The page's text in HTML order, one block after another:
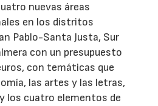
nuevas áreas
en los distritos
Pablo-Santa Justa, Sur
con un presupuesto
con temáticas que
las artes y las letras,
los cuatro elementos de